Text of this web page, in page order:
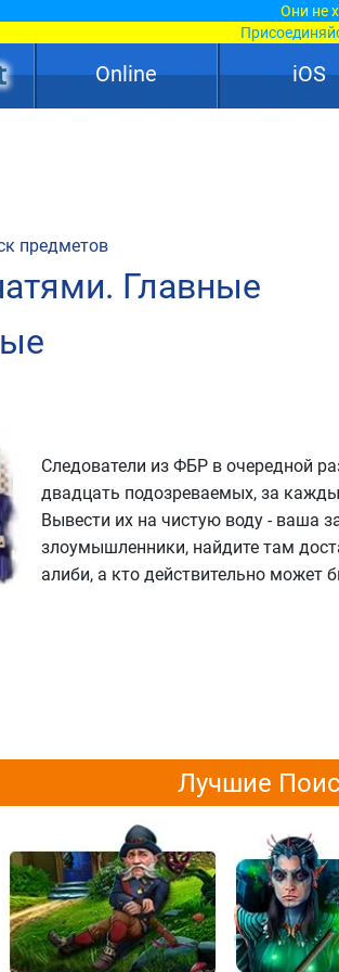
Они не
Online iOS
предметов
Главные
Следователи из ФБР в очередной
двадцать подозреваемых, за
Вывести их на чистую воду - ваша
злоумышленники, найдите там
алиби, а кто действительно может
Лучшие